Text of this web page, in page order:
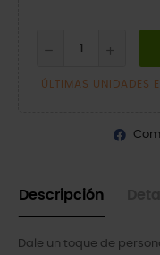
ÚLTIMAS UNIDADES
Descripción
Dale un toque de